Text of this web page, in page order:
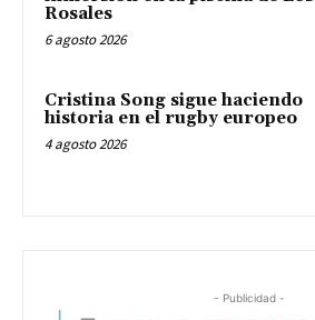
Rosales
6 agosto 2026
Cristina Song sigue haciendo
historia en el rugby europeo
4 agosto 2026
- Publicidad -